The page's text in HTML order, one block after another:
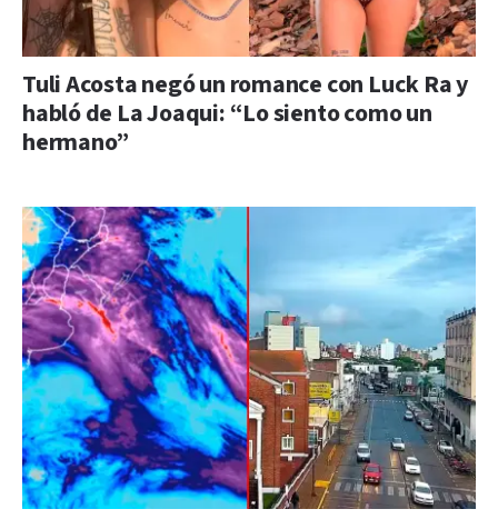
Tuli Acosta negó un romance con Luck Ra y
habló de La Joaqui: “Lo siento como un
hermano”